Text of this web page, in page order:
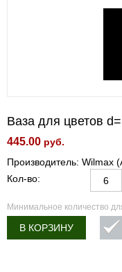
Ваза для цветов
445.00 руб.
Производитель: Wilmax
Кол-во:
Минимальное количество
В КОРЗИНУ